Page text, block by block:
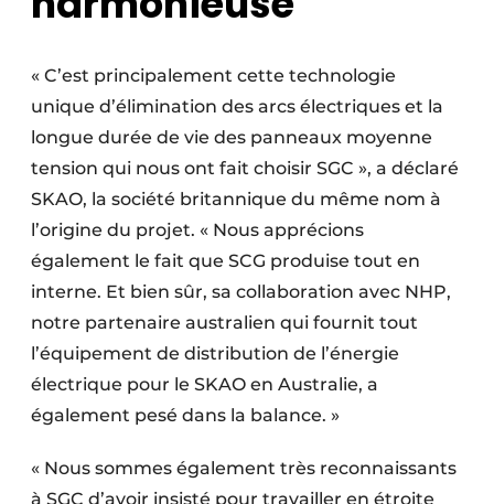
« C’est principalement cette technologie
unique d’élimination des arcs électriques et la
longue durée de vie des panneaux moyenne
tension qui nous ont fait choisir SGC », a déclaré
SKAO, la société britannique du même nom à
l’origine du projet. « Nous apprécions
également le fait que SCG produise tout en
interne. Et bien sûr, sa collaboration avec NHP,
notre partenaire australien qui fournit tout
l’équipement de distribution de l’énergie
électrique pour le SKAO en Australie, a
également pesé dans la balance. »
« Nous sommes également très reconnaissants
à SGC d’avoir insisté pour travailler en étroite